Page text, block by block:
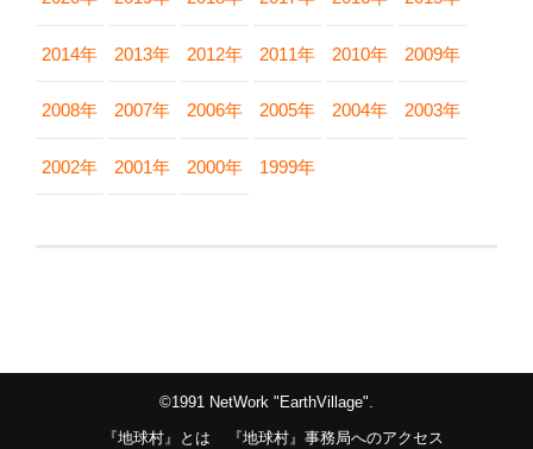
2014年 2013年 2012年 2011年 2010年 2009年
2008年 2007年 2006年 2005年 2004年 2003年
2002年 2001年 2000年 1999年
©1991 NetWork "EarthVillage".
『地球村』とは
『地球村』事務局へのアクセス